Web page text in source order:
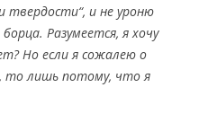
твердости“, и не уроню
Разумеется, я хочу
Но если я сожалею о
то лишь потому, что я